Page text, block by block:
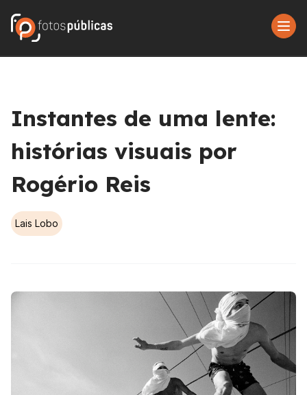
Instantes de uma lente:
histórias visuais por
Rogério Reis
Lais Lobo